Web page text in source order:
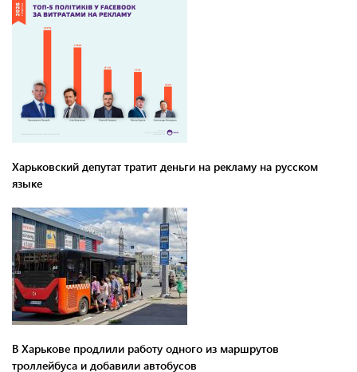
Харьковский депутат тратит деньги на рекламу на русском
языке
В Харькове продлили работу одного из маршрутов
троллейбуса и добавили автобусов